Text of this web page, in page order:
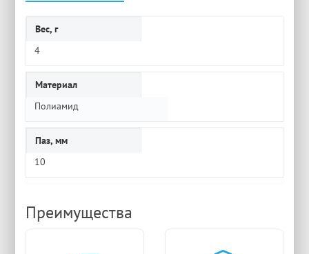
Вес, г
4
Материал
Полиамид
Паз, мм
10
Преимущества